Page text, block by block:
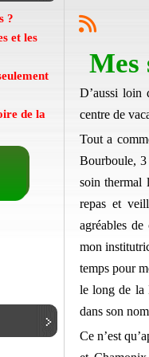
?
et les
de la
Mes
D’aussi loin
centre de
Tout a
Bourboule, 3
soin thermal
repas et
agréables
mon
temps pour
le long de la
dans son
Ce n’est